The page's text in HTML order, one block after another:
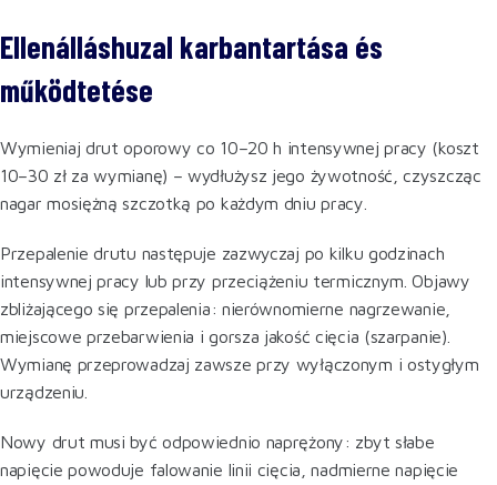
Ellenálláshuzal karbantartása és
működtetése
Wymieniaj drut oporowy co 10–20 h intensywnej pracy (koszt
10–30 zł za wymianę) – wydłużysz jego żywotność, czyszcząc
nagar mosiężną szczotką po każdym dniu pracy.
Przepalenie drutu następuje zazwyczaj po kilku godzinach
intensywnej pracy lub przy przeciążeniu termicznym. Objawy
zbliżającego się przepalenia: nierównomierne nagrzewanie,
miejscowe przebarwienia i gorsza jakość cięcia (szarpanie).
Wymianę przeprowadzaj zawsze przy wyłączonym i ostygłym
urządzeniu.
Nowy drut musi być odpowiednio naprężony: zbyt słabe
napięcie powoduje falowanie linii cięcia, nadmierne napięcie